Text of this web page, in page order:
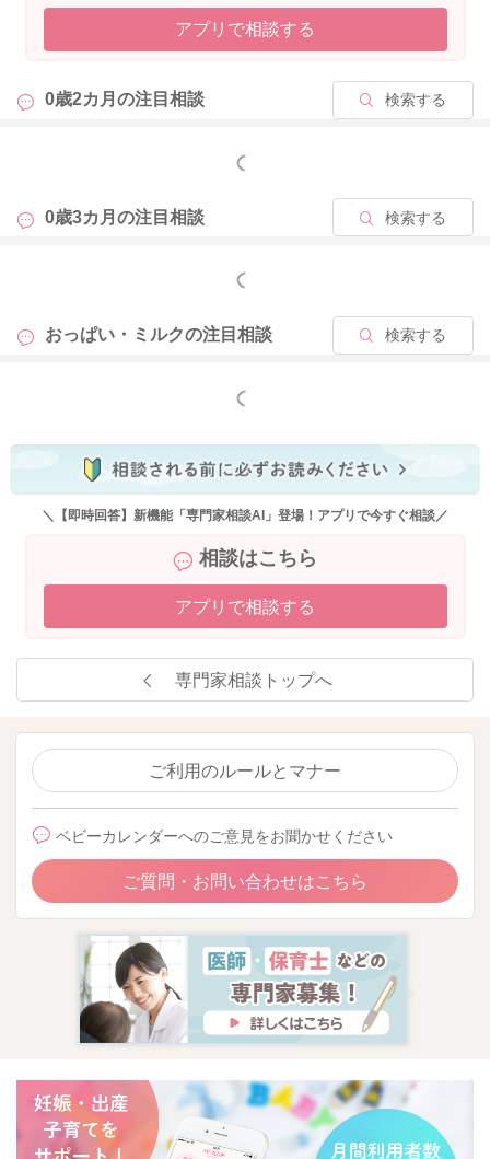
ないと思いますが、もしご心配であれば、予防接種などで小児
科に行かれた際に、先生に反り返りの姿勢になる旨を、チェッ
アプリで相談する
0歳2カ月の注目相談 検索する
もっと見る
0歳3カ月の注目相談 検索する
もっと見る
おっぱい・ミルクの注目相談 検索する
もっと見る
＼【即時回答】新機能「専門家相談AI」登場！アプリで今すぐ相談／
相談はこちら
アプリで相談する
専門家相談トップへ
ご利用のルールとマナー
ベビーカレンダーへのご意見をお聞かせください
ご質問・お問い合わせはこちら